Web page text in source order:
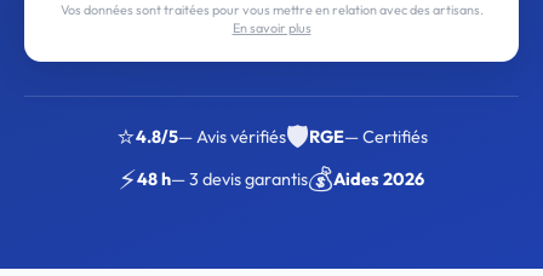
Vos données sont traitées pour vous mettre en relation avec des artisans.
En savoir plus
⭐4.8/5— Avis vérifiés🛡️RGE— Certifiés
⚡48 h— 3 devis garantis💰Aides 2026